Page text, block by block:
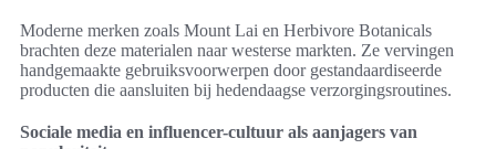
Moderne merken zoals Mount Lai en Herbivore Botanicals
brachten deze materialen naar westerse markten. Ze vervingen
handgemaakte gebruiksvoorwerpen door gestandaardiseerde
producten die aansluiten bij hedendaagse verzorgingsroutines.
Sociale media en influencer-cultuur als aanjagers van